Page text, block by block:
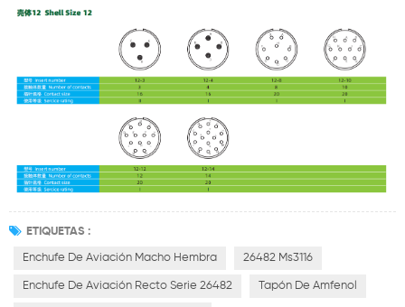
ETIQUETAS :
Enchufe De Aviación Macho Hembra 26482 Ms3116
Enchufe De Aviación Recto Serie 26482 Tapón De Amfenol